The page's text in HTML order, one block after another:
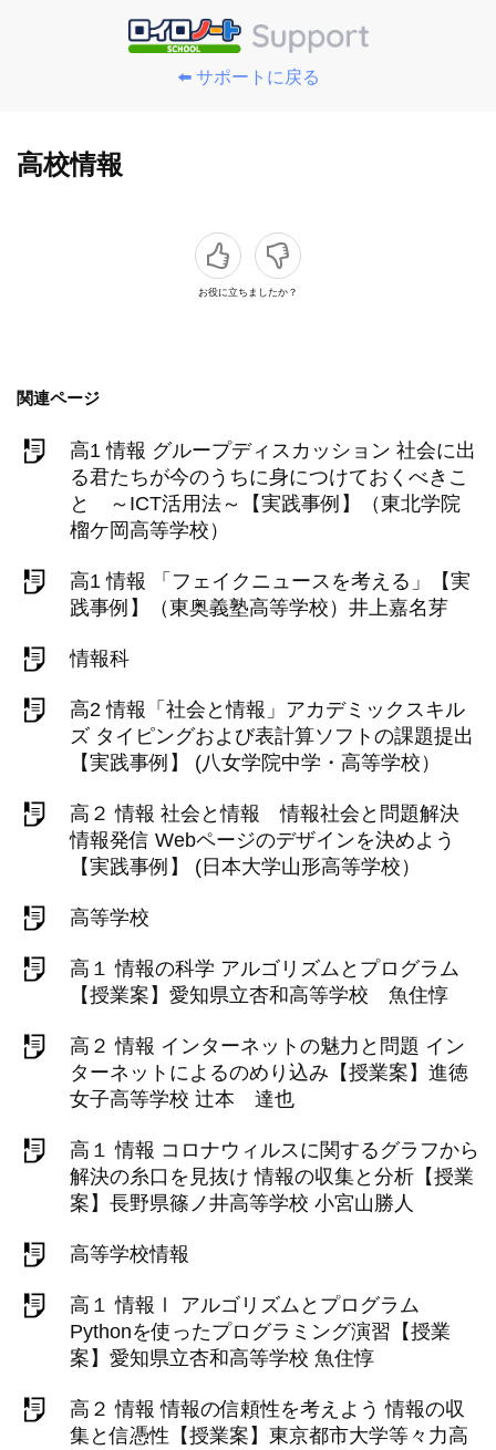
⬅️ サポートに戻る
高校情報
お役に立ちましたか？
関連ページ
高1 情報 グループディスカッション 社会に出
る君たちが今のうちに身につけておくべきこ
と ～ICT活用法～【実践事例】（東北学院
榴ケ岡高等学校）
高1 情報 「フェイクニュースを考える」【実
践事例】（東奥義塾高等学校）井上嘉名芽
情報科
高2 情報「社会と情報」アカデミックスキル
ズ タイピングおよび表計算ソフトの課題提出
【実践事例】 (八女学院中学・高等学校）
高２ 情報 社会と情報 情報社会と問題解決
情報発信 Webページのデザインを決めよう
【実践事例】 (日本大学山形高等学校）
高等学校
高１ 情報の科学 アルゴリズムとプログラム
【授業案】愛知県立杏和高等学校 魚住惇
高２ 情報 インターネットの魅力と問題 イン
ターネットによるのめり込み【授業案】進徳
女子高等学校 辻本 達也
高１ 情報 コロナウィルスに関するグラフから
解決の糸口を見抜け 情報の収集と分析【授業
案】長野県篠ノ井高等学校 小宮山勝人
高等学校情報
高１ 情報Ⅰ アルゴリズムとプログラム
Pythonを使ったプログラミング演習【授業
案】愛知県立杏和高等学校 魚住惇
高２ 情報 情報の信頼性を考えよう 情報の収
集と信憑性【授業案】東京都市大学等々力高